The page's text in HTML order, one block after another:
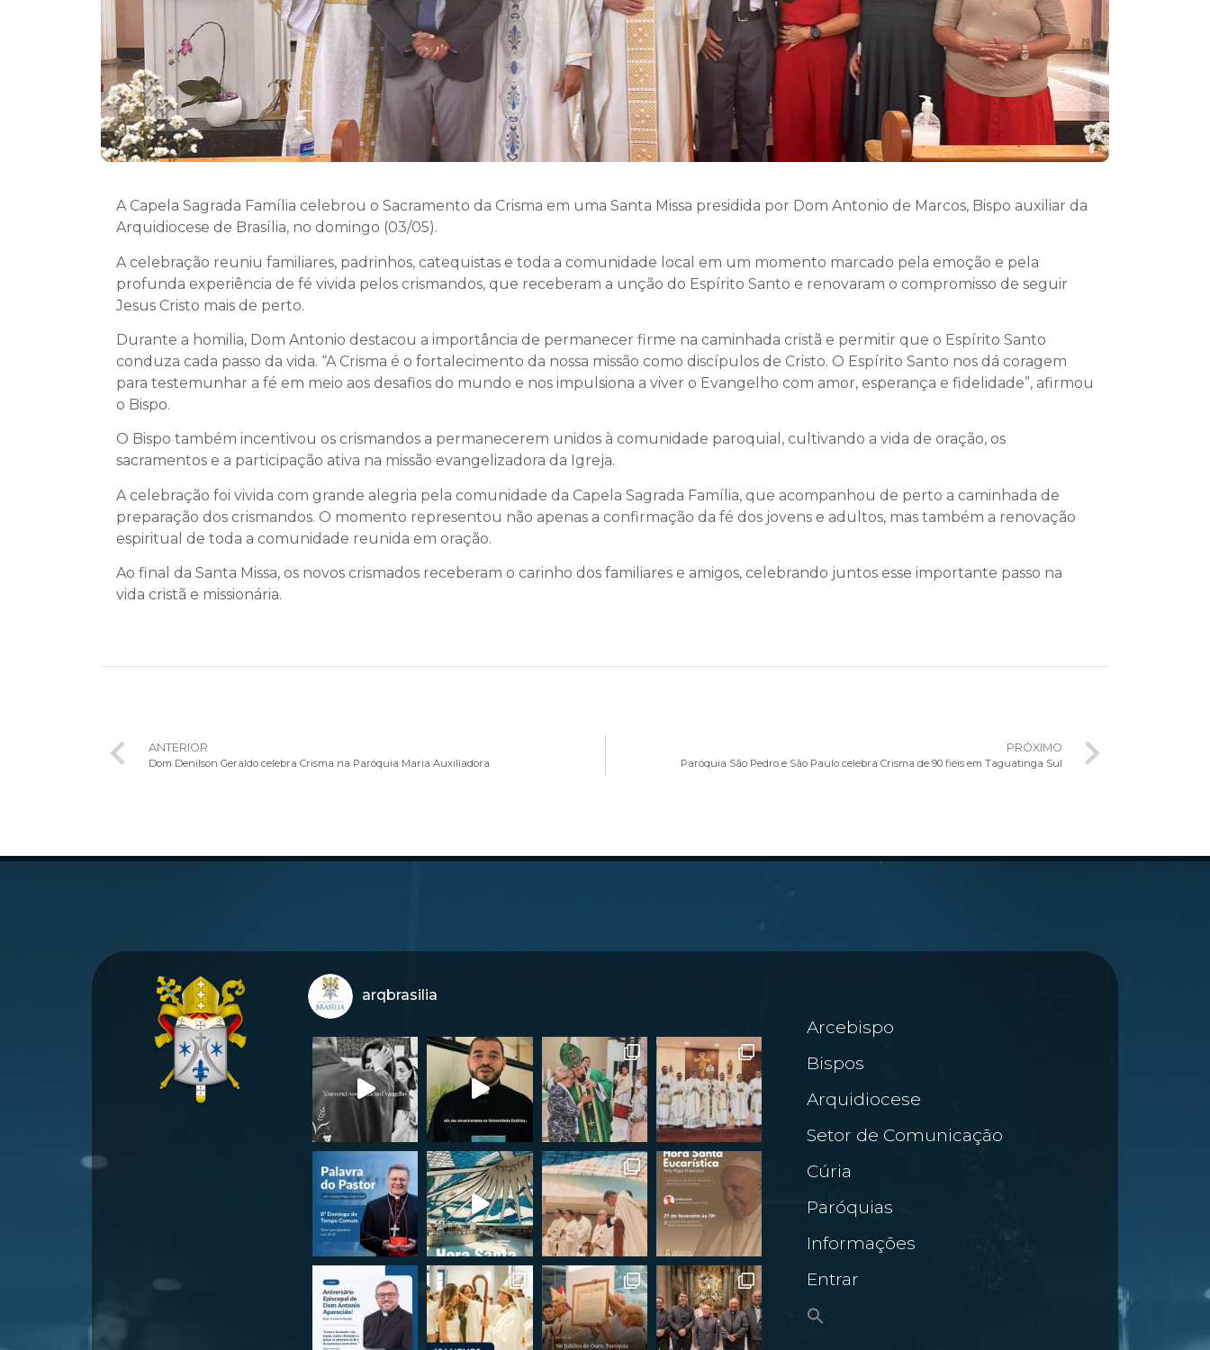
A Capela Sagrada Família celebrou o Sacramento da Crisma em uma Santa Missa presidida por Dom Antonio de Marcos, Bispo auxiliar da
Arquidiocese de Brasília, no domingo (03/05).
A celebração reuniu familiares, padrinhos, catequistas e toda a comunidade local em um momento marcado pela emoção e pela
profunda experiência de fé vivida pelos crismandos, que receberam a unção do Espírito Santo e renovaram o compromisso de seguir
Jesus Cristo mais de perto.
Durante a homilia, Dom Antonio destacou a importância de permanecer firme na caminhada cristã e permitir que o Espírito Santo
conduza cada passo da vida. “A Crisma é o fortalecimento da nossa missão como discípulos de Cristo. O Espírito Santo nos dá coragem
para testemunhar a fé em meio aos desafios do mundo e nos impulsiona a viver o Evangelho com amor, esperança e fidelidade”, afirmou
o Bispo.
O Bispo também incentivou os crismandos a permanecerem unidos à comunidade paroquial, cultivando a vida de oração, os
sacramentos e a participação ativa na missão evangelizadora da Igreja.
A celebração foi vivida com grande alegria pela comunidade da Capela Sagrada Família, que acompanhou de perto a caminhada de
preparação dos crismandos. O momento representou não apenas a confirmação da fé dos jovens e adultos, mas também a renovação
espiritual de toda a comunidade reunida em oração.
Ao final da Santa Missa, os novos crismados receberam o carinho dos familiares e amigos, celebrando juntos esse importante passo na
vida cristã e missionária.
ANTERIOR
Dom Denilson Geraldo celebra Crisma na Paróquia Maria Auxiliadora
PRÓXIMO
Paróquia São Pedro e São Paulo celebra Crisma de 90 fiéis em Taguatinga Sul
arqbrasilia
Arcebispo
Bispos
Arquidiocese
Setor de Comunicação
Cúria
Paróquias
Informações
Entrar